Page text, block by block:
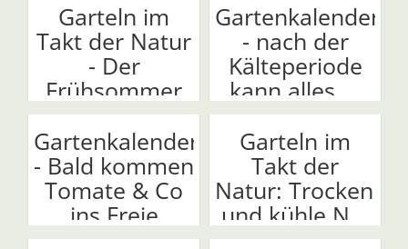
Garteln im
Takt der Natur
- Der
Frühsommer
kommt!
Gartenkalender
- nach der
Kälteperiode
kann alles ...
Gartenkalender
- Bald kommen
Tomate & Co
ins Freie
Garteln im
Takt der
Natur:
und kühle N...